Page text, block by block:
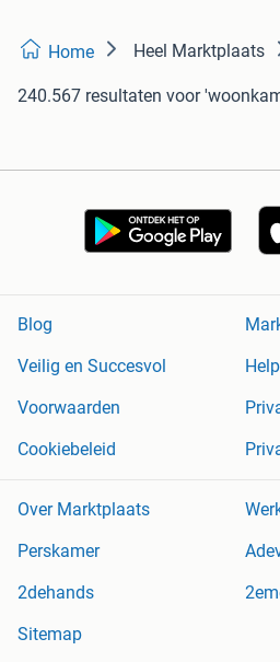
Home Heel Marktplaats
240.567 resultaten voor
Blog
Veilig en Succesvol
Voorwaarden
Cookiebeleid
Over Marktplaats
Perskamer
2dehands
Sitemap